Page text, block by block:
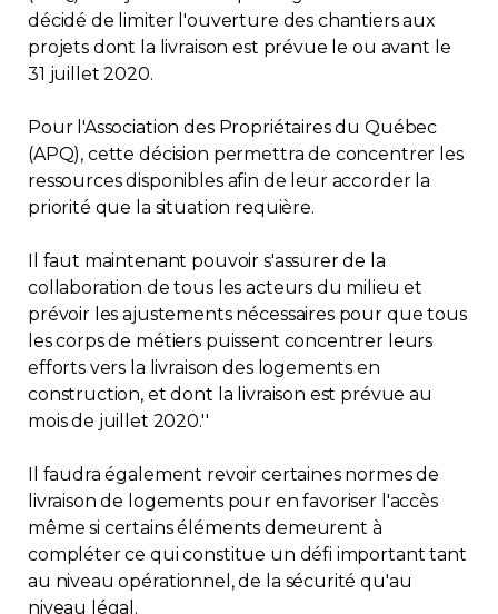
décidé de limiter l'ouverture des chantiers aux
projets dont la livraison est prévue le ou avant le
31 juillet 2020.
Pour l'Association des Propriétaires du Québec
(APQ), cette décision permettra de concentrer les
ressources disponibles afin de leur accorder la
priorité que la situation requière.
Il faut maintenant pouvoir s'assurer de la
collaboration de tous les acteurs du milieu et
prévoir les ajustements nécessaires pour que tous
les corps de métiers puissent concentrer leurs
efforts vers la livraison des logements en
construction, et dont la livraison est prévue au
mois de juillet 2020.''
Il faudra également revoir certaines normes de
livraison de logements pour en favoriser l'accès
même si certains éléments demeurent à
compléter ce qui constitue un défi important tant
au niveau opérationnel, de la sécurité qu'au
niveau légal.